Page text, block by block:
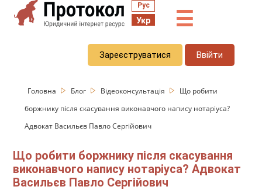
Рус
Укр ☰
Зареєструватися Ввійти
Головна Блог Відеоконсультація
Що робити
боржнику після скасування виконавчого напису нотаріуса?
Адвокат Васильєв Павло Сергійович
Що робити боржнику після скасування
виконавчого напису нотаріуса? Адвокат
Васильєв Павло Сергійович